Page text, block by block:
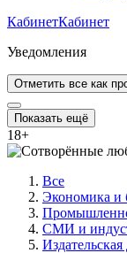
КабинетКабинет
Уведомления
Отметить все как
Показать ещё
18+
Все
Экономика и
СМИ и